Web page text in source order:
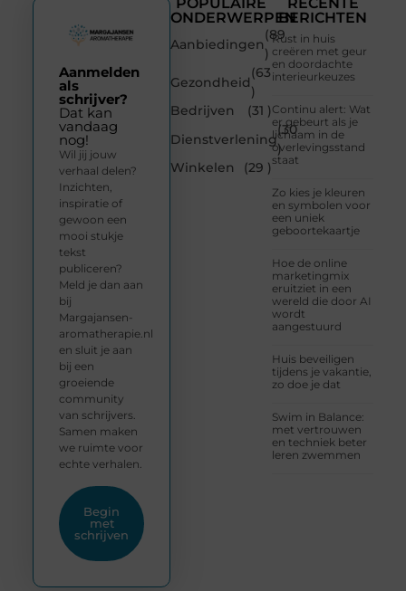
ONDERWERPEN
Aanbiedingen
(89
)
Gezondheid
(63
)
Bedrijven
(31 )
Dienstverlening
(30
)
Winkelen
(29 )
BERICHTEN
Rust in huis
creëren met geur
en doordachte
interieurkeuzes
Continu alert: Wat
er gebeurt als je
lichaam in de
overlevingsstand
staat
Zo kies je kleuren
en symbolen voor
een uniek
geboortekaartje
Hoe de online
marketingmix
eruitziet in een
wereld die door AI
wordt
aangestuurd
Huis beveiligen
tijdens je vakantie,
zo doe je dat
Swim in Balance:
met vertrouwen
en techniek beter
leren zwemmen
Aanmelden
als
schrijver?
Dat kan
vandaag
nog!
Wil jij jouw
verhaal delen?
Inzichten,
inspiratie of
gewoon een
mooi stukje
tekst
publiceren?
Meld je dan aan
bij
Margajansen-
aromatherapie.nl
en sluit je aan
bij een
groeiende
community
van schrijvers.
Samen maken
we ruimte voor
echte verhalen.
Begin
met
schrijven